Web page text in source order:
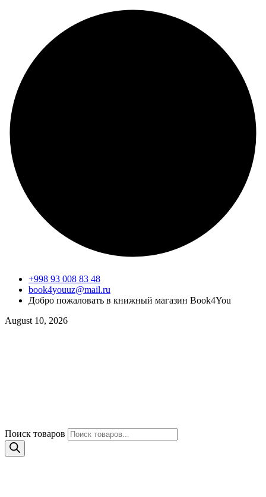
+998 93 008 83 48
book4youuz@mail.ru
Добро пожаловать в книжный магазин Book4You
August 10, 2026
Поиск товаров